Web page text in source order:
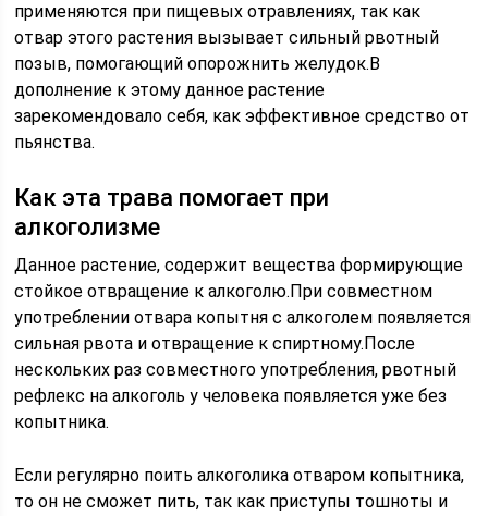
применяются при пищевых отравлениях, так как
отвар этого растения вызывает сильный рвотный
позыв, помогающий опорожнить желудок.В
дополнение к этому данное растение
зарекомендовало себя, как эффективное средство от
пьянства.
Как эта трава помогает при
алкоголизме
Данное растение, содержит вещества формирующие
стойкое отвращение к алкоголю.При совместном
употреблении отвара копытня с алкоголем появляется
сильная рвота и отвращение к спиртному.После
нескольких раз совместного употребления, рвотный
рефлекс на алкоголь у человека появляется уже без
копытника.
Если регулярно поить алкоголика отваром копытника,
то он не сможет пить, так как приступы тошноты и